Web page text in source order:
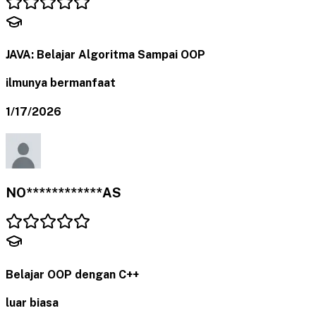
JAVA: Belajar Algoritma Sampai OOP
ilmunya bermanfaat
1/17/2026
NO************AS
Belajar OOP dengan C++
luar biasa